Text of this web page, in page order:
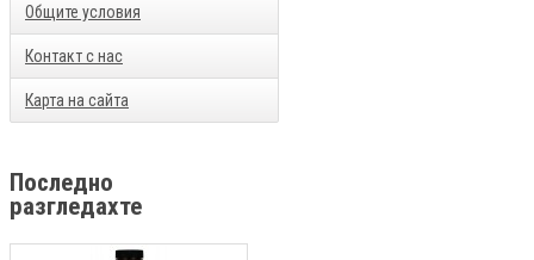
Общите условия
Контакт с нас
Карта на сайта
Последно
разгледахте